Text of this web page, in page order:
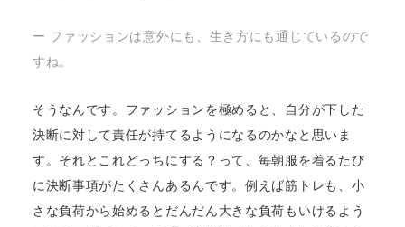
ー ファッションは意外にも、生き方にも通じているので
すね。
そうなんです。ファッションを極めると、自分が下した
決断に対して責任が持てるようになるのかなと思いま
す。それとこれどっちにする？って、毎朝服を着るたび
に決断事項がたくさんあるんです。例えば筋トレも、小
さな負荷から始めるとだんだん大きな負荷もいけるよう